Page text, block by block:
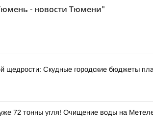
- новости Тюмени"
щедрости: Скудные городские бюджеты
72 тонны угля! Очищение воды на